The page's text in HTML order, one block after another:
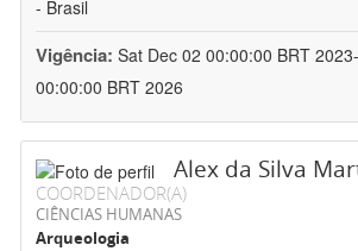
- Brasil
Vigência: Sat Dec 02 00:00:00 BRT
00:00:00 BRT 2026
Alex da Silva
COORDENADOR(A)
CIÊNCIAS HUMANAS
Arqueologia